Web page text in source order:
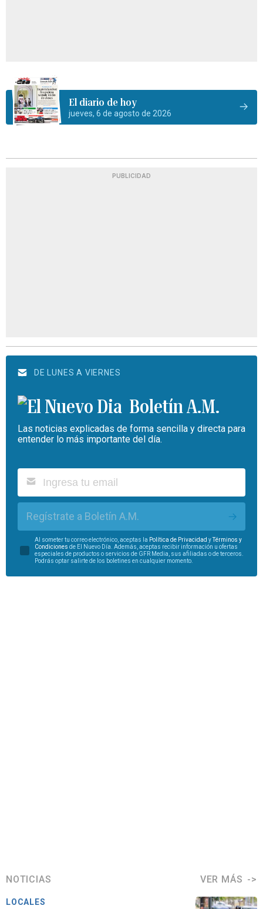
El diario de hoy
jueves, 6 de agosto de 2026
PUBLICIDAD
DE LUNES A VIERNES
Boletín A.M.
Las noticias explicadas de forma sencilla y directa para
entender lo más importante del día.
Regístrate a Boletín A.M.
Al someter tu correo electrónico, aceptas la Política de Privacidad y
Términos y
Condiciones de El Nuevo Día. Además, aceptas recibir información u ofertas
especiales de productos o servicios de GFR Media, sus afiliadas o de terceros.
Podrás optar salirte de los boletines en cualquier momento.
NOTICIAS VER MÁS
LOCALES